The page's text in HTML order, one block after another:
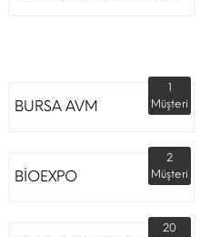
BURSA AVM
1
Müşteri
BİOEXPO
2
Müşteri
20